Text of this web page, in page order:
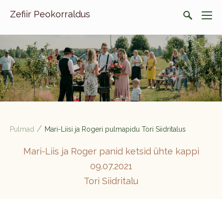
Zefiir Peokorraldus
Pulmad / Mari-Liisi ja Rogeri pulmapidu Tori Siidritalus
Mari-Liis ja Roger panid ketsid ühte kappi
09.07.2021
Tori Siidritalu